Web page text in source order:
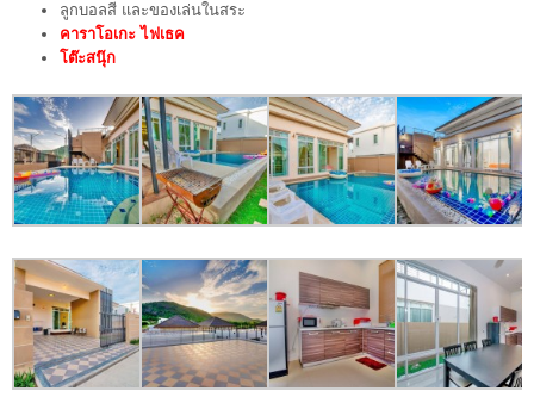
ลูกบอลสี และของเล่นในสระ
คาราโอเกะ ไฟเธค
โต๊ะสนุ๊ก